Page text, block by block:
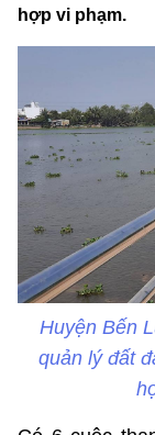
hợp vi phạm.
Huyện Bến
quản lý đất